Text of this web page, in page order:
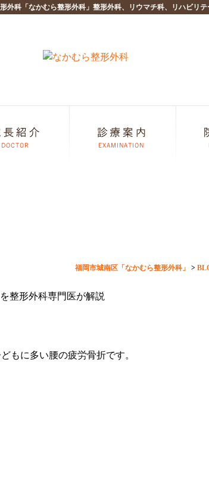
外科「なかむら整形外科」整形外科、リウマチ科、リハビリ
福岡市城南区「なかむら整形外科」 >
整形外科専門医が解説
もに多い腰の疲労骨折です。